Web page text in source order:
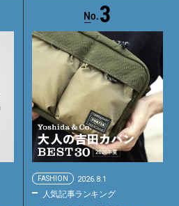
3
FASHION 2026.8.1
人気記事ランキング